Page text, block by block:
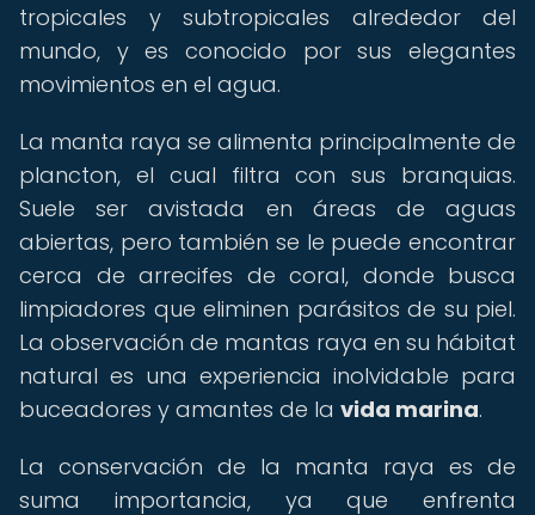
tropicales y subtropicales alrededor del
mundo, y es conocido por sus elegantes
movimientos en el agua.
La manta raya se alimenta principalmente de
plancton, el cual filtra con sus branquias.
Suele ser avistada en áreas de aguas
abiertas, pero también se le puede encontrar
cerca de arrecifes de coral, donde busca
limpiadores que eliminen parásitos de su piel.
La observación de mantas raya en su hábitat
natural es una experiencia inolvidable para
buceadores y amantes de la vida marina.
La conservación de la manta raya es de
suma importancia, ya que enfrenta